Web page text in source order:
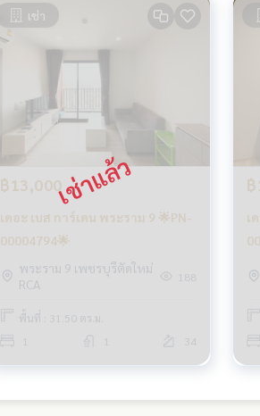
เช่า
฿13,000
เดอะ เบส การ์เดน พระราม 9 🌟PN-
00004794🌟
พระราม 9 เพชรบุรีตัดใหม่
RCA
188
พื้นที่ : 31.50 ตร.ม.
34
เ